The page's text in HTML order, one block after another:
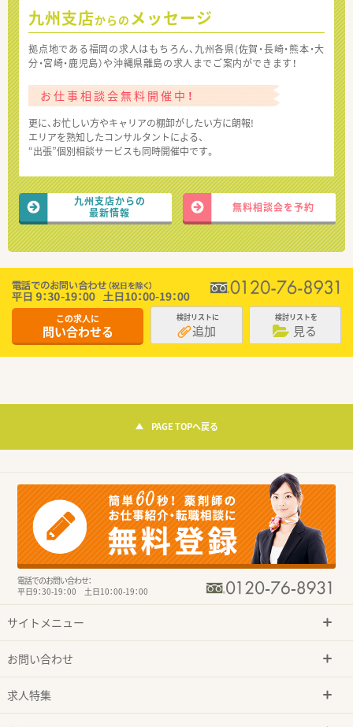
九州支店からの メッセージ
拠点地である福岡の求人はもちろん、九州各県(佐賀・長崎・熊本・大
分・宮崎・鹿児島）や沖縄県離島の求人までご案内ができます！
お仕事相談会無料開催中！
更に、お忙しい方やキャリアの棚卸がしたい方に朗報!
エリアを熟知したコンサルタントによる、
“出張”個別相談サービスも同時開催中です。
九州支店からの
最新情報
無料相談会を予約
この求人に
問い合わせる
検討リストに
追加
検討リストを
見る
PAGE TOPへ戻る
電話でのお問い合わせ：
平日9：30-19：00 土日10：00-19：00
サイトメニュー
お問い合わせ
求人特集